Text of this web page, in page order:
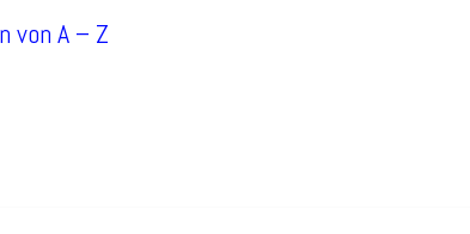
von A – Z